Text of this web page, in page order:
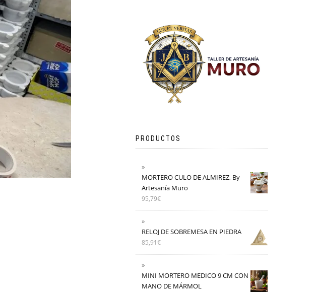
PRODUCTOS
MORTERO CULO DE ALMIREZ, By
Artesanía Muro
95,79€
RELOJ DE SOBREMESA EN PIEDRA
85,91€
MINI MORTERO MEDICO 9 CM CON
MANO DE MÁRMOL